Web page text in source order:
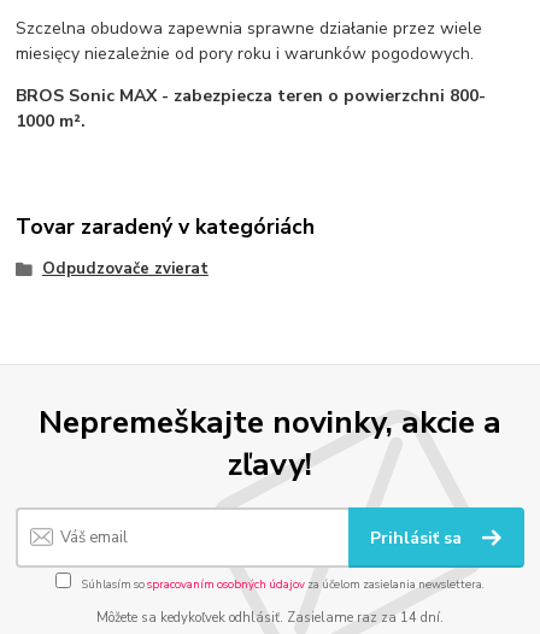
Szczelna obudowa zapewnia sprawne działanie przez wiele
miesięcy niezależnie od pory roku i warunków pogodowych.
BROS Sonic MAX - zabezpiecza teren o powierzchni 800-
1000 m².
Tovar zaradený v kategóriách
Odpudzovače zvierat
Nepremeškajte novinky, akcie a
zľavy!
Prihlásiť sa
Súhlasím sospracovaním osobných údajov za účelom zasielania newslettera.
Môžete sa kedykoľvek odhlásiť. Zasielame raz za 14 dní.